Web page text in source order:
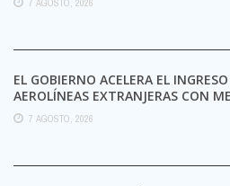
7 AGOSTO, 2026
EL GOBIERNO ACELERA EL
AEROLÍNEAS EXTRANJERAS CON
TRÁMITES
7 AGOSTO, 2026